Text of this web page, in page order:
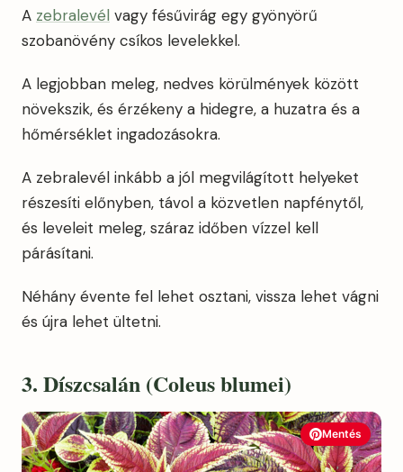
A zebralevél vagy fésűvirág egy gyönyörű
szobanövény csíkos levelekkel.
A legjobban meleg, nedves körülmények között
növekszik, és érzékeny a hidegre, a huzatra és a
hőmérséklet ingadozásokra.
A zebralevél inkább a jól megvilágított helyeket
részesíti előnyben, távol a közvetlen napfénytől,
és leveleit meleg, száraz időben vízzel kell
párásítani.
Néhány évente fel lehet osztani, vissza lehet vágni
és újra lehet ültetni.
3. Díszcsalán (Coleus blumei)
Mentés